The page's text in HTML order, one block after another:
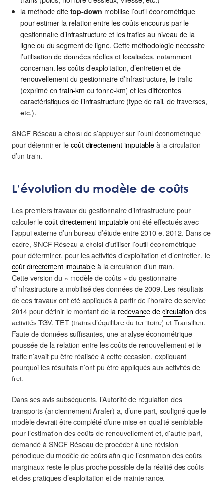
la méthode dite top-down mobilise l’outil économétrique
pour estimer la relation entre les coûts encourus par le
gestionnaire d’infrastructure et les trafics au niveau de la
ligne ou du segment de ligne. Cette méthodologie nécessite
l’utilisation de données réelles et localisées, notamment
concernant les coûts d’exploitation, d’entretien et de
renouvellement du gestionnaire d’infrastructure, le trafic
(exprimé en train-km ou tonne-km) et les différentes
caractéristiques de l’infrastructure (type de rail, de traverses,
etc.).
SNCF Réseau a choisi de s’appuyer sur l’outil économétrique
pour déterminer lecoût directement imputableà la circulation
d’un train.
L’évolution du modèle de coûts
Les premiers travaux du gestionnaire d’infrastructure pour
calculer lecoût directement imputableont été effectués avec
l’appui externe d’un bureau d’étude entre 2010 et 2012. Dans ce
cadre, SNCF Réseau a choisi d’utiliser l’outil économétrique
pour déterminer, pour les activités d’exploitation et d’entretien, le
coût directement imputableà la circulation d’un train.
Cette version du « modèle de coûts » du gestionnaire
d’infrastructure a mobilisé des données de 2009. Les résultats
de ces travaux ont été appliqués à partir de l’horaire de service
2014 pour définir le montant de la redevance de circulation des
activités TGV, TET (trains d’équilibre du territoire) et Transilien.
Faute de données suffisantes, une analyse économétrique
poussée de la relation entre les coûts de renouvellement et le
trafic n’avait pu être réalisée à cette occasion, expliquant
pourquoi les résultats n’ont pu être appliqués aux activités de
fret.
Dans ses avis subséquents, l’Autorité de régulation des
transports (anciennement Arafer) a, d’une part, souligné que le
modèle devrait être complété d’une mise en qualité semblable
pour l’estimation des coûts de renouvellement et, d’autre part,
demandé à SNCF Réseau de procéder à une révision
périodique du modèle de coûts afin que l’estimation des coûts
marginaux reste le plus proche possible de la réalité des coûts
et des pratiques d’exploitation et de maintenance.